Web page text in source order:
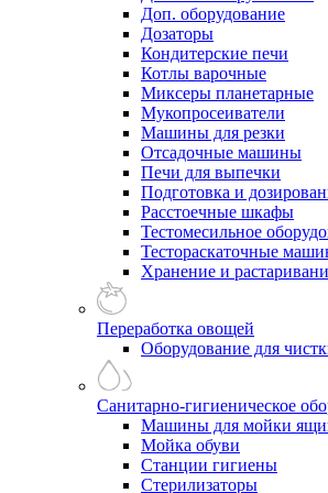
Доп. оборудование
Дозаторы
Кондитерские печи
Котлы варочные
Миксеры планетарные
Мукопросеиватели
Машины для резки
Отсадочные машины
Печи для выпечки
Подготовка и
Расстоечные шкафы
Тестомесильное
Тестораскаточные
Хранение и
Переработка овощей
Оборудование для
Санитарно-гигиеническое
Машины для мойки
Мойка обуви
Станции гигиены
Стерилизаторы